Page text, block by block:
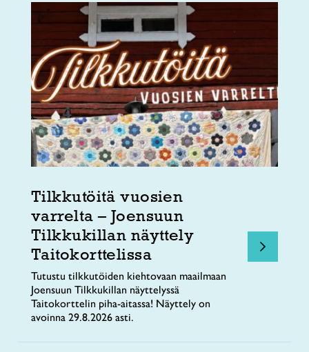
Tilkkutöitä vuosien
varrelta – Joensuun
Tilkkukillan näyttely
Taitokorttelissa
Tutustu tilkkutöiden kiehtovaan maailmaan
Joensuun Tilkkukillan näyttelyssä
Taitokorttelin piha-aitassa! Näyttely on
avoinna 29.8.2026 asti.